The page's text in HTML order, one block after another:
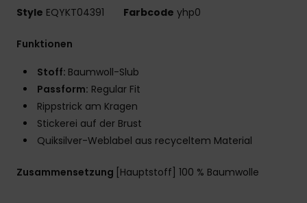
Style EQYKT04391 Farbcode yhp0
Funktionen
Stoff: Baumwoll-Slub
Passform: Regular Fit
Rippstrick am Kragen
Stickerei auf der Brust
Quiksilver-Weblabel aus recyceltem Material
Zusammensetzung [Hauptstoff] 100 % Baumwolle